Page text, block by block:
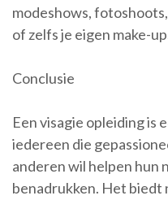
modeshows,
of zelfs je eigen make-
Conclusie
Een visagie opleiding is
iedereen die
anderen wil helpen hun
benadrukken. Het biedt